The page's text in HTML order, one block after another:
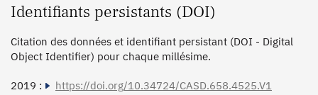
Identifiants persistants (DOI)
Citation des données et identifiant persistant (DOI - Digital
Object Identifier) pour chaque millésime.
2019 : https://doi.org/10.34724/CASD.658.4525.V1